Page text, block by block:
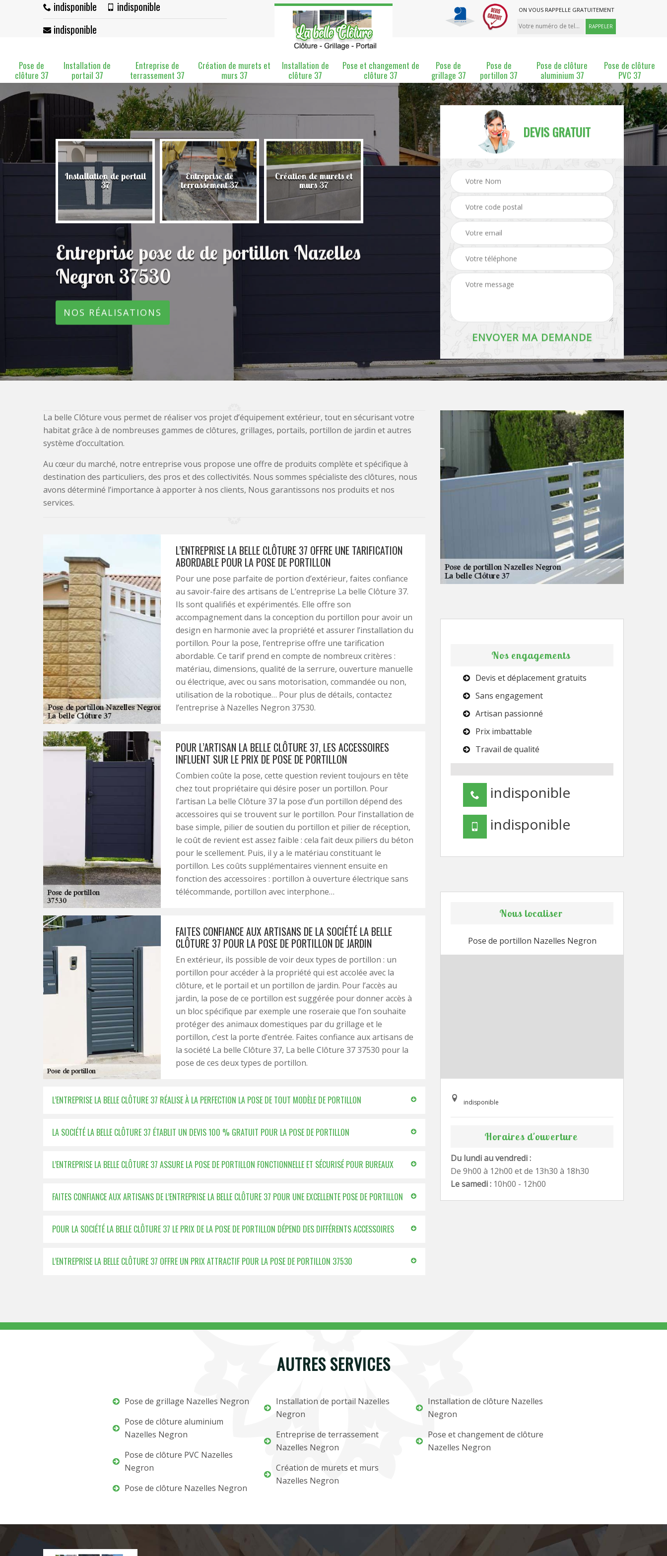
indisponible
indisponible
indisponible
ON VOUS RAPPELLE GRATUITEMENT
Pose de
clôture 37
Installation de
portail 37
Entreprise de
terrassement 37
Création de murets et
murs 37
Installation de
clôture 37
Pose et changement de
clôture 37
Pose de
grillage 37
Pose de
portillon 37
Pose de clôture
aluminium 37
Pose de clôture
PVC 37
Installation de portail
37
Entreprise de
terrassement 37
Création de murets et
murs 37
Installation de clôture Pose et changement de Pose de grillage 37
Entreprise pose de de portillon Nazelles
Negron 37530
NOS RÉALISATIONS
DEVIS GRATUIT
La belle Clôture vous permet de réaliser vos projet d’équipement extérieur, tout en sécurisant votre
habitat grâce à de nombreuses gammes de clôtures, grillages, portails, portillon de jardin et autres
système d’occultation.
Au cœur du marché, notre entreprise vous propose une offre de produits complète et spécifique à
destination des particuliers, des pros et des collectivités. Nous sommes spécialiste des clôtures, nous
avons déterminé l’importance à apporter à nos clients, Nous garantissons nos produits et nos
services.
L’ENTREPRISE LA BELLE CLÔTURE 37 OFFRE UNE TARIFICATION
ABORDABLE POUR LA POSE DE PORTILLON
Pour une pose parfaite de portion d’extérieur, faites confiance
au savoir-faire des artisans de L’entreprise La belle Clôture 37.
Ils sont qualifiés et expérimentés. Elle offre son
accompagnement dans la conception du portillon pour avoir un
design en harmonie avec la propriété et assurer l’installation du
portillon. Pour la pose, l’entreprise offre une tarification
abordable. Ce tarif prend en compte de nombreux critères :
matériau, dimensions, qualité de la serrure, ouverture manuelle
ou électrique, avec ou sans motorisation, commandée ou non,
utilisation de la robotique… Pour plus de détails, contactez
l’entreprise à Nazelles Negron 37530.
POUR L’ARTISAN LA BELLE CLÔTURE 37, LES ACCESSOIRES
INFLUENT SUR LE PRIX DE POSE DE PORTILLON
Combien coûte la pose, cette question revient toujours en tête
chez tout propriétaire qui désire poser un portillon. Pour
l’artisan La belle Clôture 37 la pose d’un portillon dépend des
accessoires qui se trouvent sur le portillon. Pour l’installation de
base simple, pilier de soutien du portillon et pilier de réception,
le coût de revient est assez faible : cela fait deux piliers du béton
pour le scellement. Puis, il y a le matériau constituant le
portillon. Les coûts supplémentaires viennent ensuite en
fonction des accessoires : portillon à ouverture électrique sans
télécommande, portillon avec interphone…
FAITES CONFIANCE AUX ARTISANS DE LA SOCIÉTÉ LA BELLE
CLÔTURE 37 POUR LA POSE DE PORTILLON DE JARDIN
En extérieur, ils possible de voir deux types de portillon : un
portillon pour accéder à la propriété qui est accolée avec la
clôture, et le portail et un portillon de jardin. Pour l’accès au
jardin, la pose de ce portillon est suggérée pour donner accès à
un bloc spécifique par exemple une roseraie que l’on souhaite
protéger des animaux domestiques par du grillage et le
portillon, c’est la porte d’entrée. Faites confiance aux artisans de
la société La belle Clôture 37, La belle Clôture 37 37530 pour la
pose de ces deux types de portillon.
L’ENTREPRISE LA BELLE CLÔTURE 37 RÉALISE À LA PERFECTION LA POSE DE TOUT MODÈLE DE PORTILLON
LA SOCIÉTÉ LA BELLE CLÔTURE 37 ÉTABLIT UN DEVIS 100 % GRATUIT POUR LA POSE DE PORTILLON
L’ENTREPRISE LA BELLE CLÔTURE 37 ASSURE LA POSE DE PORTILLON FONCTIONNELLE ET SÉCURISÉ POUR BUREAUX
FAITES CONFIANCE AUX ARTISANS DE L’ENTREPRISE LA BELLE CLÔTURE 37 POUR UNE EXCELLENTE POSE DE PORTILLON
POUR LA SOCIÉTÉ LA BELLE CLÔTURE 37 LE PRIX DE LA POSE DE PORTILLON DÉPEND DES DIFFÉRENTS ACCESSOIRES
L’ENTREPRISE LA BELLE CLÔTURE 37 OFFRE UN PRIX ATTRACTIF POUR LA POSE DE PORTILLON 37530
Nos engagements
Devis et déplacement gratuits
Sans engagement
Artisan passionné
Prix imbattable
Travail de qualité
indisponible
indisponible
Nous localiser
Pose de portillon Nazelles Negron
indisponible
Horaires d'ouverture
Du lundi au vendredi :
De 9h00 à 12h00 et de 13h30 à 18h30
Le samedi : 10h00 - 12h00
AUTRES SERVICES
Pose de grillage Nazelles Negron
Pose de clôture aluminium
Nazelles Negron
Pose de clôture PVC Nazelles
Negron
Pose de clôture Nazelles Negron
Installation de portail Nazelles
Negron
Entreprise de terrassement
Nazelles Negron
Création de murets et murs
Nazelles Negron
Installation de clôture Nazelles
Negron
Pose et changement de clôture
Nazelles Negron